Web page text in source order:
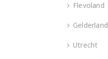
Flevoland
Gelderland
Utrecht